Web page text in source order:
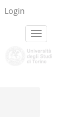
Login
Toggle